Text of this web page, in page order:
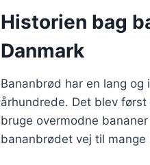
Historien bag
Danmark
Bananbrød har en lang
århundrede. Det blev
bruge overmodne
bananbrødet vej til